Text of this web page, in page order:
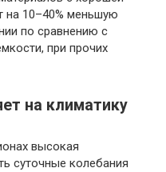
на 10–40% меньшую
по сравнению с
при прочих
на климатику
высокая
суточные колебания